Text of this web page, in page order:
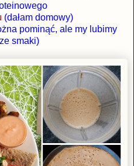
(dałam domowy)
pominąć, ale my lubimy
smaki)